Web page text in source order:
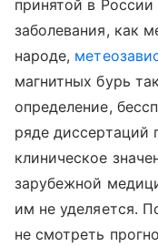
принятой в
заболевания, как
народе,
магнитных бурь
определение,
ряде диссертаций
клиническое
зарубежной
им не уделяется.
не смотреть